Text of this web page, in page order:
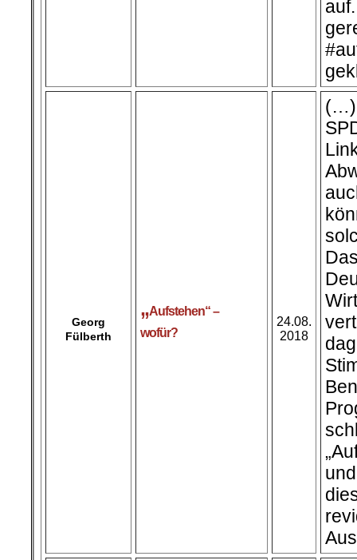
Georg
Fülberth
„Aufstehen“ –
wofür?
24.08.
2018
(…)